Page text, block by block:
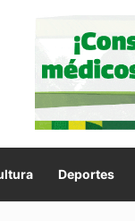
Deportes